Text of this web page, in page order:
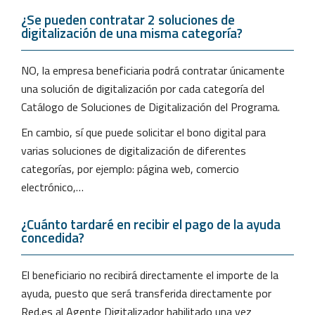
¿Se pueden contratar 2 soluciones de
digitalización de una misma categoría?
NO, la empresa beneficiaria podrá contratar únicamente
una solución de digitalización por cada categoría del
Catálogo de Soluciones de Digitalización del Programa.
En cambio, sí que puede solicitar el bono digital para
varias soluciones de digitalización de diferentes
categorías, por ejemplo: página web, comercio
electrónico,…
¿Cuánto tardaré en recibir el pago de la ayuda
concedida?
El beneficiario no recibirá directamente el importe de la
ayuda, puesto que será transferida directamente por
Red.es al Agente Digitalizador habilitado una vez